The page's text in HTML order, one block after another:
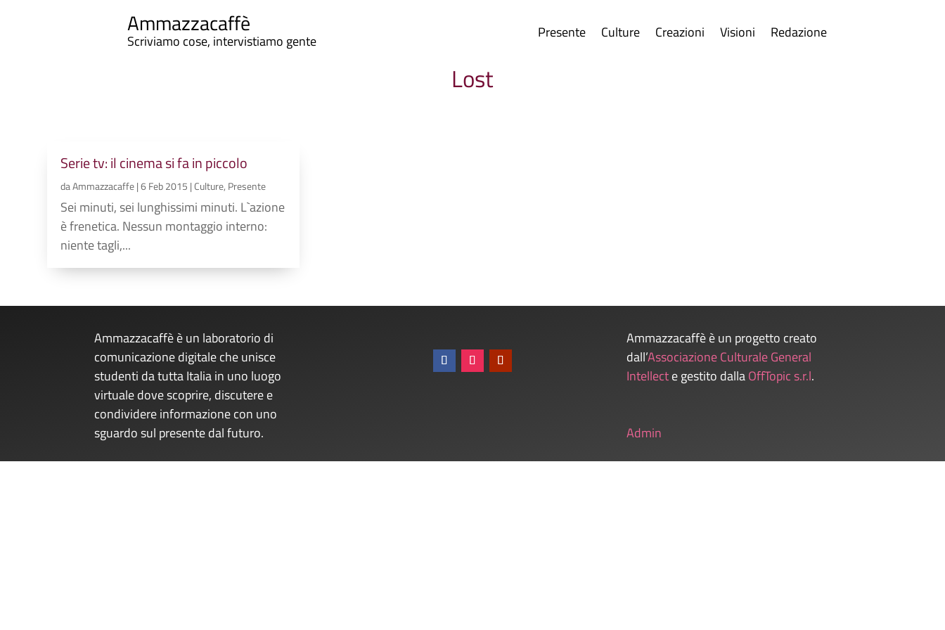
Ammazzacaffè
Scriviamo cose, intervistiamo gente Presente Culture Creazioni Visioni Redazione
Lost
Serie tv: il cinema si fa in piccolo
daAmmazzacaffe|6 Feb 2015 |Culture, Presente
Sei minuti, sei lunghissimi minuti. L`azione
è frenetica. Nessun montaggio interno:
niente tagli,...
Ammazzacaffè è un laboratorio di
comunicazione digitale che unisce
studenti da tutta Italia in uno luogo
virtuale dove scoprire, discutere e
condividere informazione con uno
sguardo sul presente dal futuro.
Ammazzacaffè è un progetto creato
dall’Associazione Culturale General
Intellecte gestito dallaOffTopic s.r.l.
Admin